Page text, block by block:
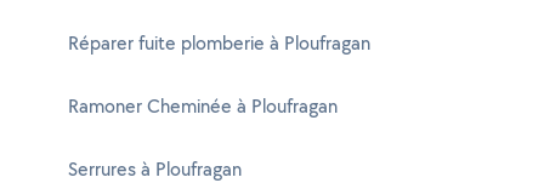
Réparer fuite plomberie à Ploufragan
Ramoner Cheminée à Ploufragan
Serrures à Ploufragan